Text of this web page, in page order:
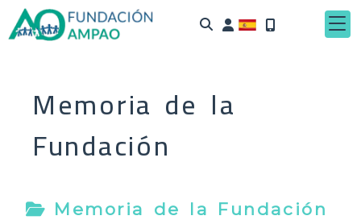
Identifícate
Memoria de la
Fundación
Memoria de la Fundación